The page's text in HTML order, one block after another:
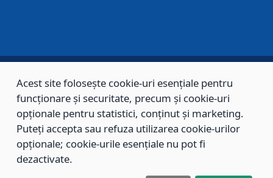
Copyright © 2002 - 2026 - PRIMĂRIA MUNICIPIULUI BRAȘOV, toate drepturile
rezervate.
Sitemap Contact
Acest site folosește cookie-uri esențiale pentru
funcționare și securitate, precum și cookie-uri
opționale pentru statistici, conținut și marketing.
Puteți accepta sau refuza utilizarea cookie-urilor
opționale; cookie-urile esențiale nu pot fi
dezactivate.